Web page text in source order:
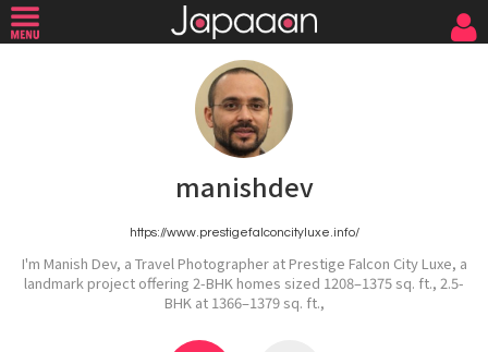
manishdev
https://www.prestigefalconcityluxe.info/
I'm Manish Dev, a Travel Photographer at Prestige Falcon City Luxe, a
landmark project offering 2-BHK homes sized 1208–1375 sq. ft., 2.5-
BHK at 1366–1379 sq. ft.,